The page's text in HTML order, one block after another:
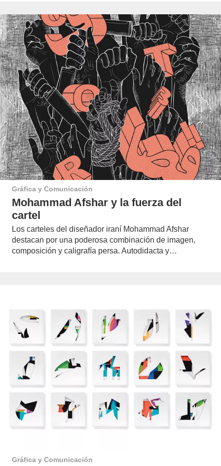
Gráfica y Comunicación
Mohammad Afshar y la fuerza del
cartel
Los carteles del diseñador iraní Mohammad Afshar
destacan por una poderosa combinación de imagen,
composición y caligrafía persa. Autodidacta y…
Gráfica y Comunicación